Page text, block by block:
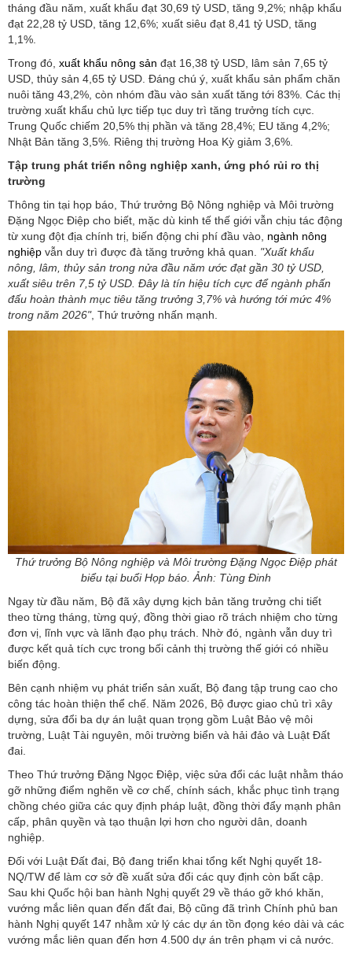
tháng đầu năm, xuất khẩu đạt 30,69 tỷ USD, tăng 9,2%; nhập khẩu
đạt 22,28 tỷ USD, tăng 12,6%; xuất siêu đạt 8,41 tỷ USD, tăng
1,1%.
Trong đó, xuất khẩu nông sản đạt 16,38 tỷ USD, lâm sản 7,65 tỷ
USD, thủy sản 4,65 tỷ USD. Đáng chú ý, xuất khẩu sản phẩm chăn
nuôi tăng 43,2%, còn nhóm đầu vào sản xuất tăng tới 83%. Các thị
trường xuất khẩu chủ lực tiếp tục duy trì tăng trưởng tích cực.
Trung Quốc chiếm 20,5% thị phần và tăng 28,4%; EU tăng 4,2%;
Nhật Bản tăng 3,5%. Riêng thị trường Hoa Kỳ giảm 3,6%.
Tập trung phát triển nông nghiệp xanh, ứng phó rủi ro thị
trường
Thông tin tại họp báo, Thứ trưởng Bộ Nông nghiệp và Môi trường
Đặng Ngọc Điệp cho biết, mặc dù kinh tế thế giới vẫn chịu tác động
từ xung đột địa chính trị, biến động chi phí đầu vào, ngành nông
nghiệp vẫn duy trì được đà tăng trưởng khả quan. "Xuất khẩu
nông, lâm, thủy sản trong nửa đầu năm ước đạt gần 30 tỷ USD,
xuất siêu trên 7,5 tỷ USD. Đây là tín hiệu tích cực để ngành phấn
đấu hoàn thành mục tiêu tăng trưởng 3,7% và hướng tới mức 4%
trong năm 2026", Thứ trưởng nhấn mạnh.
Thứ trưởng Bộ Nông nghiệp và Môi trường Đặng Ngọc Điệp phát
biểu tại buổi Họp báo. Ảnh: Tùng Đinh
Ngay từ đầu năm, Bộ đã xây dựng kịch bản tăng trưởng chi tiết
theo từng tháng, từng quý, đồng thời giao rõ trách nhiệm cho từng
đơn vị, lĩnh vực và lãnh đạo phụ trách. Nhờ đó, ngành vẫn duy trì
được kết quả tích cực trong bối cảnh thị trường thế giới có nhiều
biến động.
Bên cạnh nhiệm vụ phát triển sản xuất, Bộ đang tập trung cao cho
công tác hoàn thiện thể chế. Năm 2026, Bộ được giao chủ trì xây
dựng, sửa đổi ba dự án luật quan trọng gồm Luật Bảo vệ môi
trường, Luật Tài nguyên, môi trường biển và hải đảo và Luật Đất
đai.
Theo Thứ trưởng Đặng Ngọc Điệp, việc sửa đổi các luật nhằm tháo
gỡ những điểm nghẽn về cơ chế, chính sách, khắc phục tình trạng
chồng chéo giữa các quy định pháp luật, đồng thời đẩy mạnh phân
cấp, phân quyền và tạo thuận lợi hơn cho người dân, doanh
nghiệp.
Đối với Luật Đất đai, Bộ đang triển khai tổng kết Nghị quyết 18-
NQ/TW để làm cơ sở đề xuất sửa đổi các quy định còn bất cập.
Sau khi Quốc hội ban hành Nghị quyết 29 về tháo gỡ khó khăn,
vướng mắc liên quan đến đất đai, Bộ cũng đã trình Chính phủ ban
hành Nghị quyết 147 nhằm xử lý các dự án tồn đọng kéo dài và các
vướng mắc liên quan đến hơn 4.500 dự án trên phạm vi cả nước.